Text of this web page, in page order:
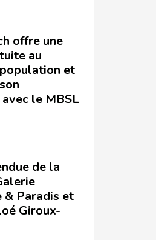
offre une
au
et
le MBSL
de la
& Paradis et
Giroux-